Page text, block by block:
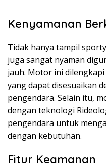
Kenyamanan
Tidak hanya tampil
juga sangat nyaman
jauh. Motor ini
yang dapat disesuaikan
pengendara. Selain itu,
dengan teknologi
pengendara untuk
dengan kebutuhan.
Fitur Keamanan